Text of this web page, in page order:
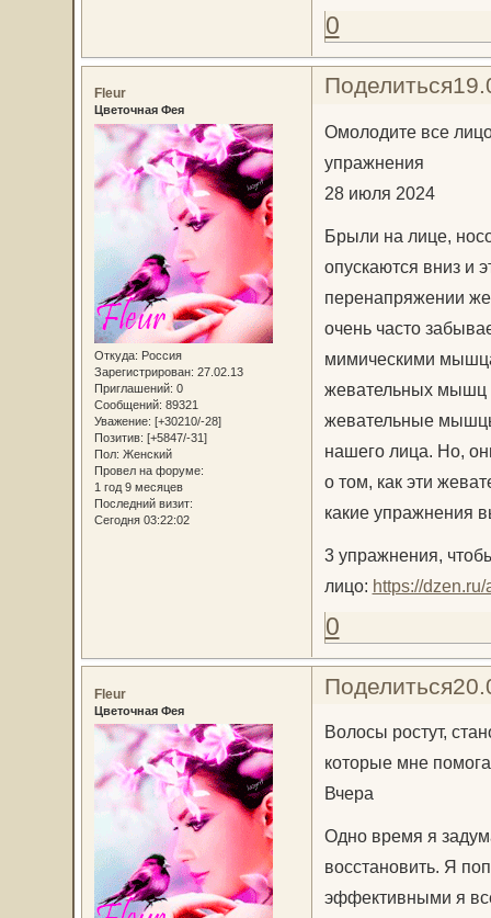
0
Поделиться
Fleur
Цветочная Фея
Откуда: Россия
Зарегистрирован: 27.02.13
Приглашений: 0
Сообщений: 89321
Уважение: [+30210/-28]
Позитив: [+5847/-31]
Пол: Женский
Провел на форуме:
1 год 9 месяцев
Последний визит:
Сегодня 03:22:02
Омолодите все
упражнения
28 июля 2024
Брыли на лице,
опускаются вниз и
перенапряжении
очень часто
мимическими
жевательных мышц
жевательные мышцы
нашего лица. Но,
о том, как эти
какие упражнения
3 упражнения,
лицо: https://
0
Поделиться
Fleur
Цветочная Фея
Волосы ростут,
которые мне
Вчера
Одно время я
восстановить. Я
эффективными я